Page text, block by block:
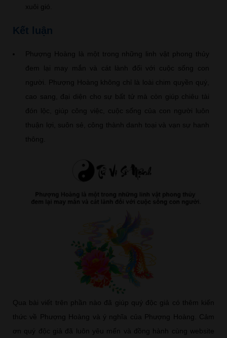
xuôi gió.
Kết luận
Phượng Hoàng là một trong những linh vật phong thủy
đem lại may mắn và cát lành đối với cuộc sống con
người. Phượng Hoàng không chỉ là loài chim quyền quý,
cao sang, đại diện cho sự bất tử mà còn giúp chiêu tài
đón lộc, giúp công việc, cuộc sống của con người luôn
thuận lợi, suôn sẻ, công thành danh toại và vạn sự hanh
thông.
Qua bài viết trên phần nào đã giúp quý độc giả có thêm kiến
thức về Phượng Hoàng và ý nghĩa của Phượng Hoàng. Cảm
ơn quý độc giả đã luôn yêu mến và đồng hành cùng website